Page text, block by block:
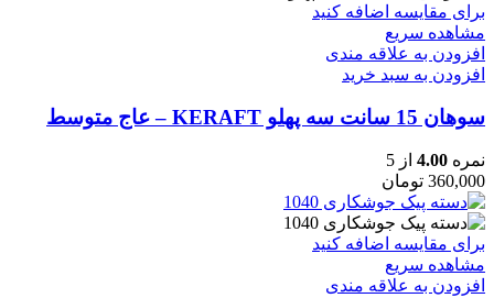
برای مقایسه اضافه کنید
مشاهده سریع
افزودن به علاقه مندی
افزودن به سبد خرید
سوهان 15 سانت سه پهلو KERAFT – عاج متوسط
نمره 4.00 از 5
360,000 تومان
برای مقایسه اضافه کنید
مشاهده سریع
افزودن به علاقه مندی